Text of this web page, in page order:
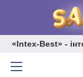
«Intex-Best» -